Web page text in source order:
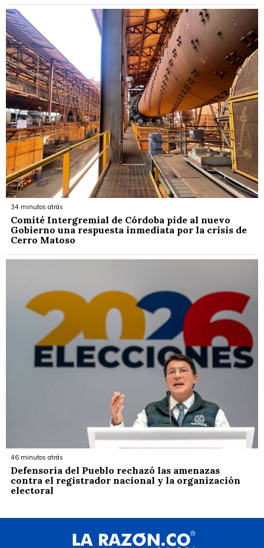
34 minutos atrás
Comité Intergremial de Córdoba pide al nuevo
Gobierno una respuesta inmediata por la crisis de
Cerro Matoso
46 minutos atrás
Defensoría del Pueblo rechazó las amenazas
contra el registrador nacional y la organización
electoral